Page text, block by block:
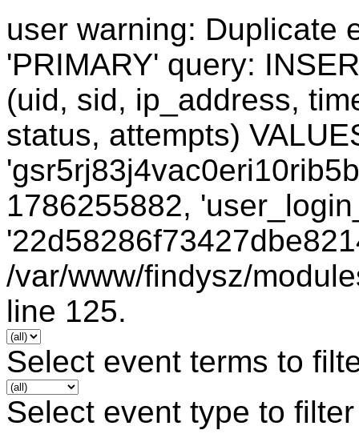
user warning: Duplicate
'PRIMARY' query:
(uid, sid, ip_address,
status, attempts)
1786255882,
/var/www/findysz/
line 125.
Select event terms to
Select event type to